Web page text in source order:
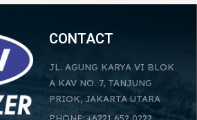
CONTACT
JL. AGUNG KARYA VI BLOK
A KAV NO. 7, TANJUNG
PRIOK, JAKARTA UTARA